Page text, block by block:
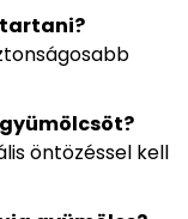
öntözéssel kell